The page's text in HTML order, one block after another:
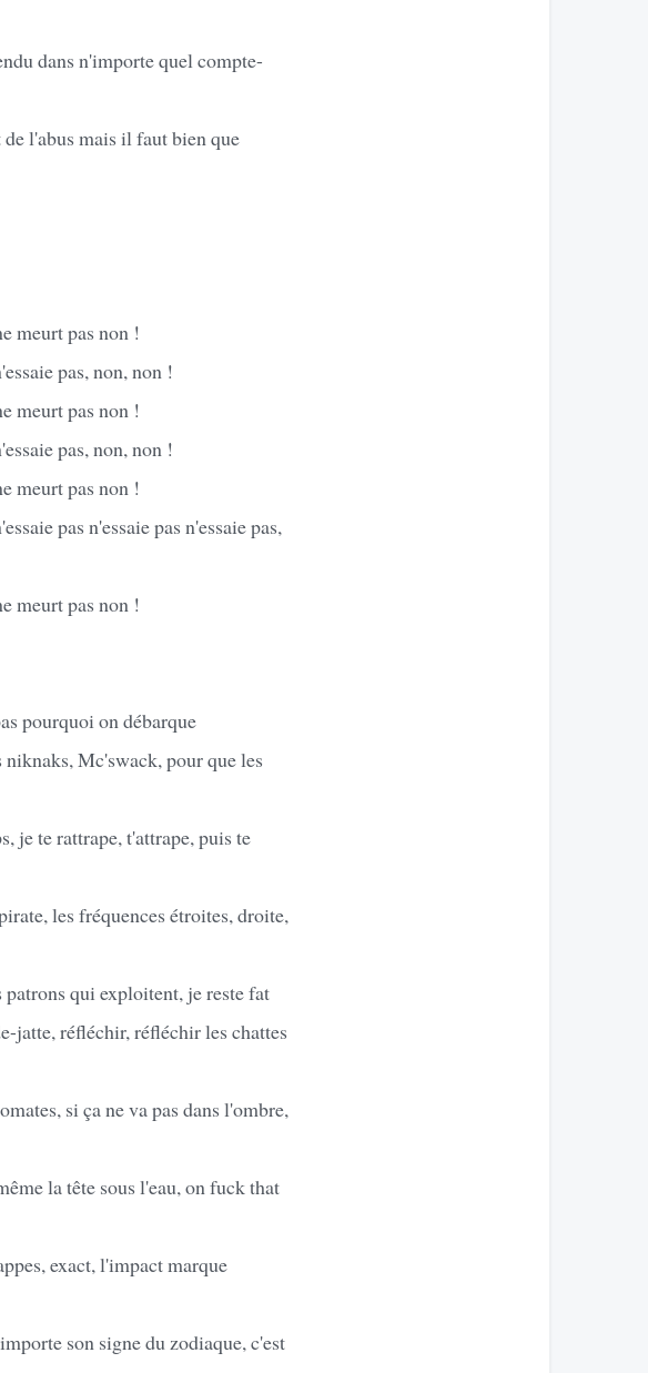
dans n'importe quel compte-
de l'abus mais il faut bien que
meurt pas non !
pas, non, non !
meurt pas non !
pas, non, non !
meurt pas non !
pas n'essaie pas n'essaie pas,
meurt pas non !
pourquoi on débarque
Mc'swack, pour que les
je te rattrape, t'attrape, puis te
les fréquences étroites, droite,
qui exploitent, je reste fat
jatte, réfléchir, réfléchir les chattes
si ça ne va pas dans l'ombre,
la tête sous l'eau, on fuck that
exact, l'impact marque
son signe du zodiaque, c'est